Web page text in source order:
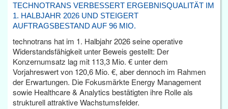
TECHNOTRANS VERBESSERT ERGEBNISQUALITÄT IM
1. HALBJAHR 2026 UND STEIGERT
AUFTRAGSBESTAND AUF 96 MIO.
technotrans hat im 1. Halbjahr 2026 seine operative
Widerstandsfähigkeit unter Beweis gestellt: Der
Konzernumsatz lag mit 113,3 Mio. € unter dem
Vorjahreswert von 120,6 Mio. €, aber dennoch im Rahmen
der Erwartungen. Die Fokusmärkte Energy Management
sowie Healthcare & Analytics bestätigten ihre Rolle als
strukturell attraktive Wachstumsfelder.